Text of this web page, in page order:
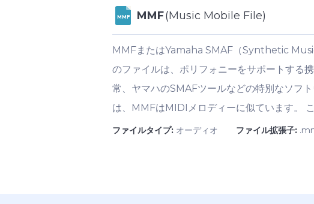
MMF MMF(Music Mobile File)
MMFまたはYamaha SMAF（Synthetic
のファイルは、ポリフォニーをサポートする
常、ヤマハのSMAFツールなどの特別なソフ
は、MMFはMIDIメロディーに似ています。
ファイルタイプ: オーディオ ファイル拡張子: